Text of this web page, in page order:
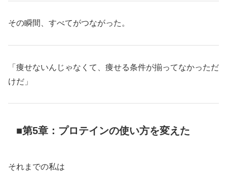
その瞬間、すべてがつながった。
「痩せないんじゃなくて、痩せる条件が揃ってなかっただ
けだ」
■第5章：プロテインの使い方を変えた
それまでの私は